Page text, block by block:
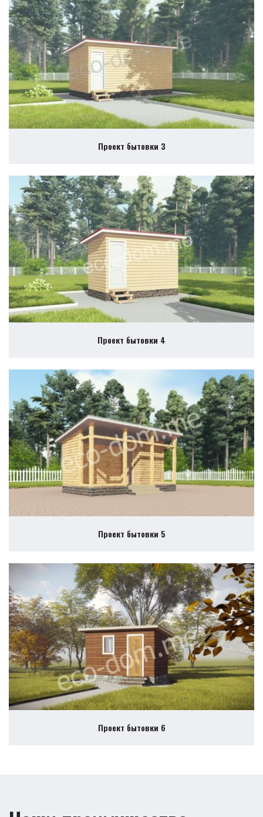
Проект бытовки 3
Проект бытовки 4
Проект бытовки 5
Проект бытовки 6